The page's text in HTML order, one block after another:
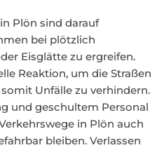
Plön sind darauf
bei plötzlich
Eisglätte zu ergreifen.
Reaktion, um die Straßen
Unfälle zu verhindern.
und geschultem Personal
in Plön auch
bleiben. Verlassen